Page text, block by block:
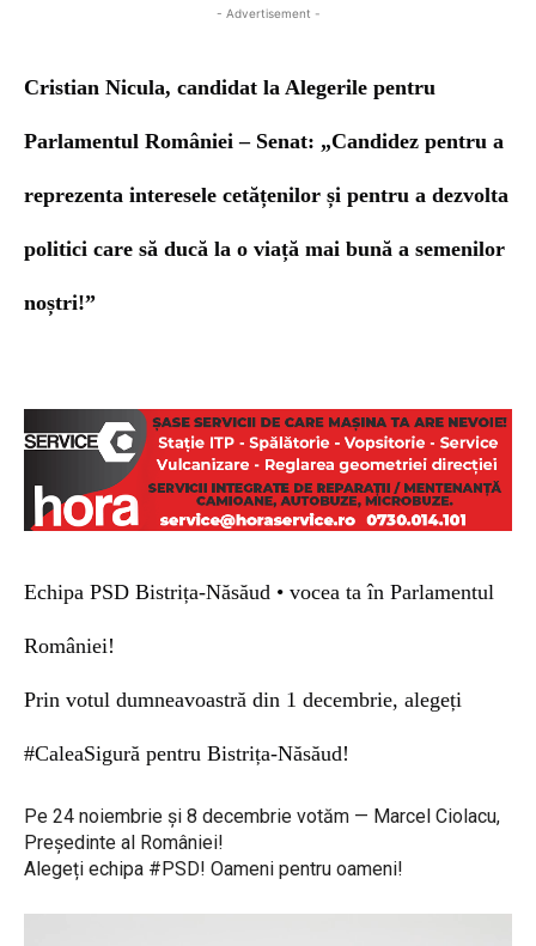
- Advertisement -
Cristian Nicula, candidat la Alegerile pentru
Parlamentul României – Senat: „Candidez pentru a
reprezenta interesele cetățenilor și pentru a dezvolta
politici care să ducă la o viață mai bună a semenilor
noștri!”
Echipa PSD Bistrița-Năsăud • vocea ta în Parlamentul
României!
Prin votul dumneavoastră din 1 decembrie, alegeți
#CaleaSigură pentru Bistrița-Năsăud!
Pe 24 noiembrie și 8 decembrie votăm — Marcel Ciolacu,
Președinte al României!
Alegeți echipa #PSD! Oameni pentru oameni!